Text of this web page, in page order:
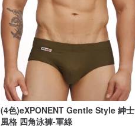
(4色)eXPONENT Gentle Style 紳士
風格 四角泳褲-軍綠